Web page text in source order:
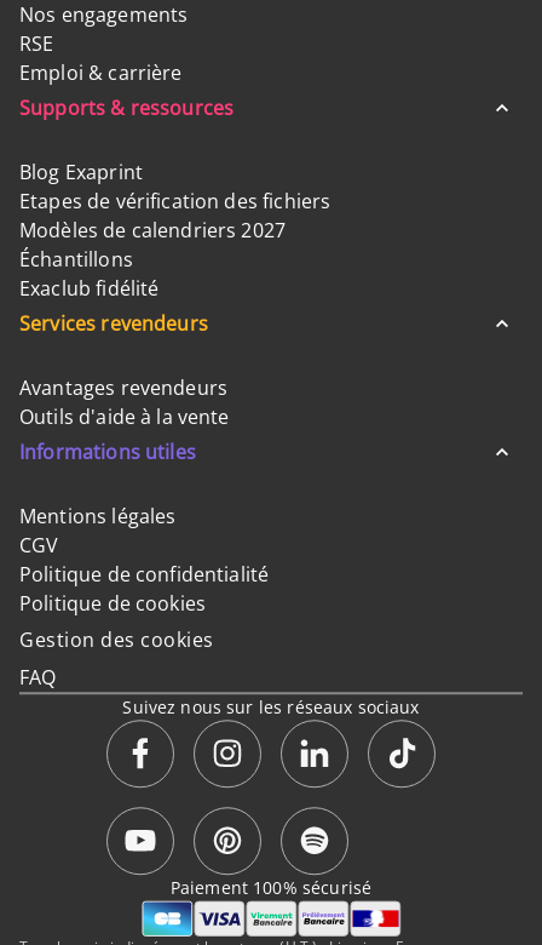
Nos engagements
RSE
Emploi & carrière
Supports & ressources
Blog Exaprint
Etapes de vérification des fichiers
Modèles de calendriers 2027
Échantillons
Exaclub fidélité
Services revendeurs
Avantages revendeurs
Outils d'aide à la vente
Informations utiles
Mentions légales
CGV
Politique de confidentialité
Politique de cookies
Gestion des cookies
FAQ
Suivez nous sur les réseaux sociaux
Paiement 100% sécurisé